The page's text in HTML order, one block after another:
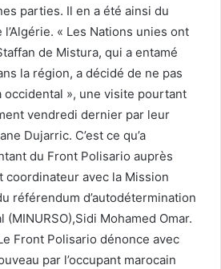
parties. Il en a été ainsi du
« Les Nations unies ont
de Mistura, qui a entamé
la région, a décidé de ne pas
occidental », une visite pourtant
vendredi dernier par leur
Dujarric. C’est ce qu’a
du Front Polisario auprès
coordinateur avec la Mission
référendum d’autodétermination
(MINURSO),Sidi Mohamed Omar.
Front Polisario dénonce avec
par l’occupant marocain